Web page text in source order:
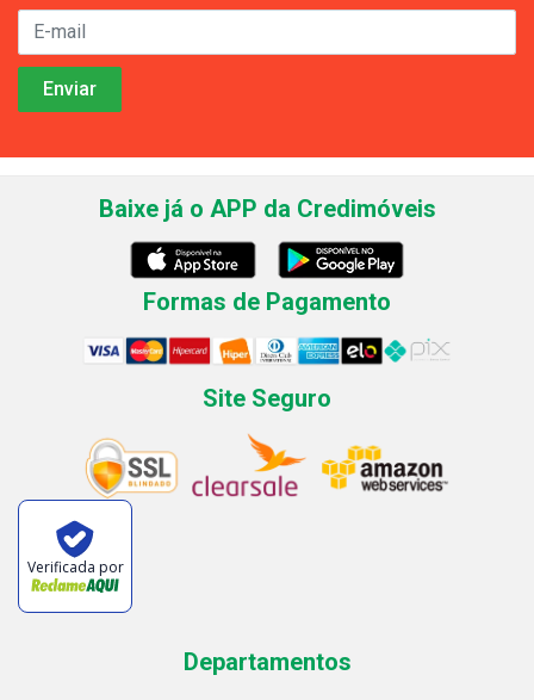
Baixe já o APP da Credimóveis
Formas de Pagamento
Site Seguro
Verificada por
Departamentos